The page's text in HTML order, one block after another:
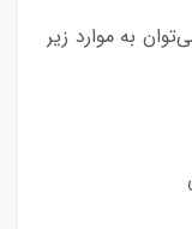
به موارد زیر